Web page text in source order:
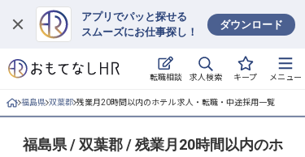
アプリでパッと探せる
スムーズにお仕事探し！
ダウンロード
転職相談 求人検索 キープ メニュー
ログイン
求人・施設を探す
福島県 双葉郡 残業月20時間以内のホテル 求人・転職・中途採用一覧
福島県 / 双葉郡 / 残業月20時間以内のホ